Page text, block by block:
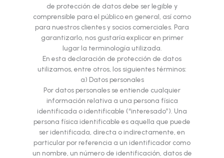
de protección de datos debe ser legible y
comprensible para el público en general, así como
para nuestros clientes y socios comerciales. Para
garantizarlo, nos gustaría explicar en primer
lugar la terminología utilizada.
En esta declaración de protección de datos
utilizamos, entre otros, los siguientes términos:
a) Datos personales
Por datos personales se entiende cualquier
información relativa a una persona física
identificada o identificable (“interesado”). Una
persona física identificable es aquella que puede
ser identificada, directa o indirectamente, en
particular por referencia a un identificador como
un nombre, un número de identificación, datos de